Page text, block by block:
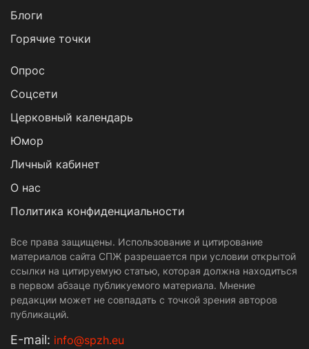
Блоги
Горячие точки
Опрос
Cоцсети
Церковный календарь
Юмор
Личный кабинет
О нас
Политика конфиденциальности
Все права защищены. Использование и цитирование
материалов сайта СПЖ разрешается при условии открытой
ссылки на цитируемую статью, которая должна находиться
в первом абзаце публикуемого материала. Мнение
редакции может не совпадать с точкой зрения авторов
публикаций.
Е-mail: info@spzh.eu